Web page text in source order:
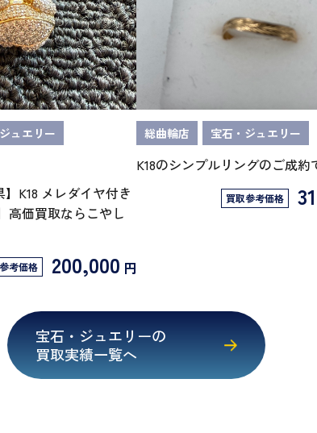
ュエリー
】K18 メレダイヤ付き
高価買取ならこやし
考価格 200,000 円
総曲輪店 宝石・ジュエリー
K18のシンプルリングのご成約
買取参考価格
宝石・ジュエリーの
買取実績一覧へ